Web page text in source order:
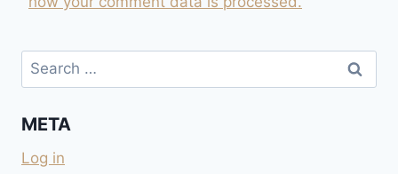
Search
for:
META
Log in